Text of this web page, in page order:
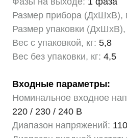
Размер прибора (ДхШхВ),
Размер упаковки
Вес с упаковкой, кг: 5,8
Вес без упаковки, кг: 4,5
Входные параметры:
Номинальное входное
220 / 230 / 240 В
Диапазон напряжений: